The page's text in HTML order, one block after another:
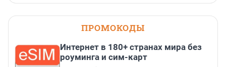
ПРОМОКОДЫ
Интернет в 180+ странах мира без
роуминга и сим-карт